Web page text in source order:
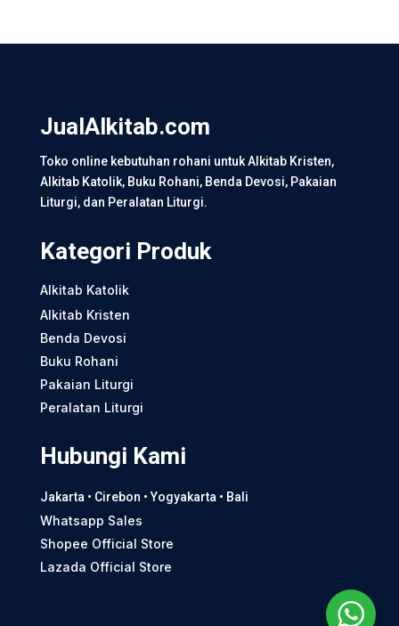
JualAlkitab.com
Toko online kebutuhan rohani untuk Alkitab Kristen,
Alkitab Katolik, Buku Rohani, Benda Devosi, Pakaian
Liturgi, dan Peralatan Liturgi.
Kategori Produk
Alkitab Katolik
Alkitab Kristen
Benda Devosi
Buku Rohani
Pakaian Liturgi
Peralatan Liturgi
Hubungi Kami
Jakarta • Cirebon • Yogyakarta • Bali
Whatsapp Sales
Shopee Official Store
Lazada Official Store